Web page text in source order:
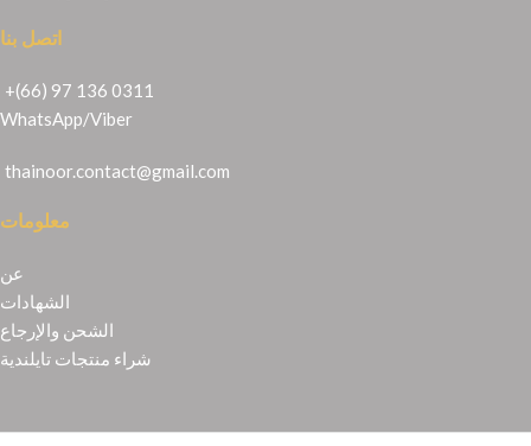
اتصل بنا
+(66) 97 136 0311
WhatsApp/Viber
thainoor.contact@gmail.com
معلومات
عن
الشهادات
الشحن والإرجاع
شراء منتجات تايلندية